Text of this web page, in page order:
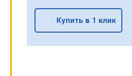
Купить в 1 клик